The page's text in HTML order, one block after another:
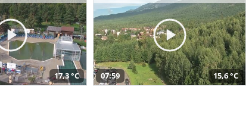
17,3 °C 07:59 15,6 °C